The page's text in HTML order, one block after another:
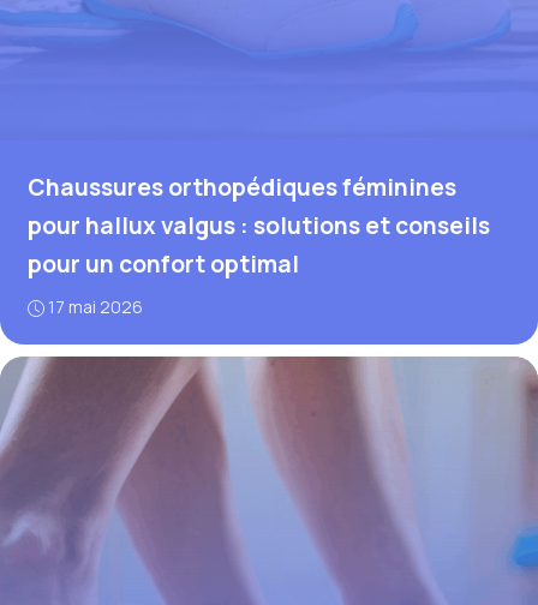
Chaussures orthopédiques féminines
pour hallux valgus : solutions et conseils
pour un confort optimal
17 mai 2026